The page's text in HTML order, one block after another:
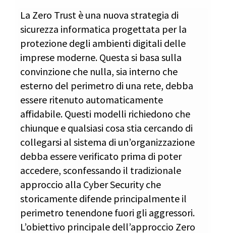
La Zero Trust è una nuova strategia di
sicurezza informatica progettata per la
protezione degli ambienti digitali delle
imprese moderne. Questa si basa sulla
convinzione che nulla, sia interno che
esterno del perimetro di una rete, debba
essere ritenuto automaticamente
affidabile. Questi modelli richiedono che
chiunque e qualsiasi cosa stia cercando di
collegarsi al sistema di un’organizzazione
debba essere verificato prima di poter
accedere, sconfessando il tradizionale
approccio alla Cyber Security che
storicamente difende principalmente il
perimetro tenendone fuori gli aggressori.
L’obiettivo principale dell’approccio Zero